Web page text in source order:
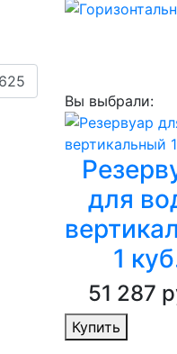
Вы выбрали:
для
1
51 287
Купить